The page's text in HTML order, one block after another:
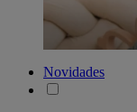
Novidades